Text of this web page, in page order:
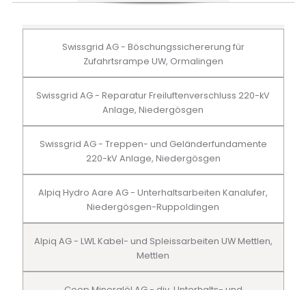
Swissgrid AG - Böschungssichererung für
Zufahrtsrampe UW, Ormalingen
Swissgrid AG - Reparatur Freiluftenverschluss 220-kV
Anlage, Niedergösgen
Swissgrid AG - Treppen- und Geländerfundamente
220-kV Anlage, Niedergösgen
Alpiq Hydro Aare AG - Unterhaltsarbeiten Kanalufer,
Niedergösgen-Ruppoldingen
Alpiq AG - LWL Kabel- und Spleissarbeiten UW Mettlen,
Mettlen